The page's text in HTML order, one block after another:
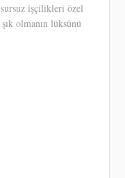
işçilikleri özel
olmanın lüksünü